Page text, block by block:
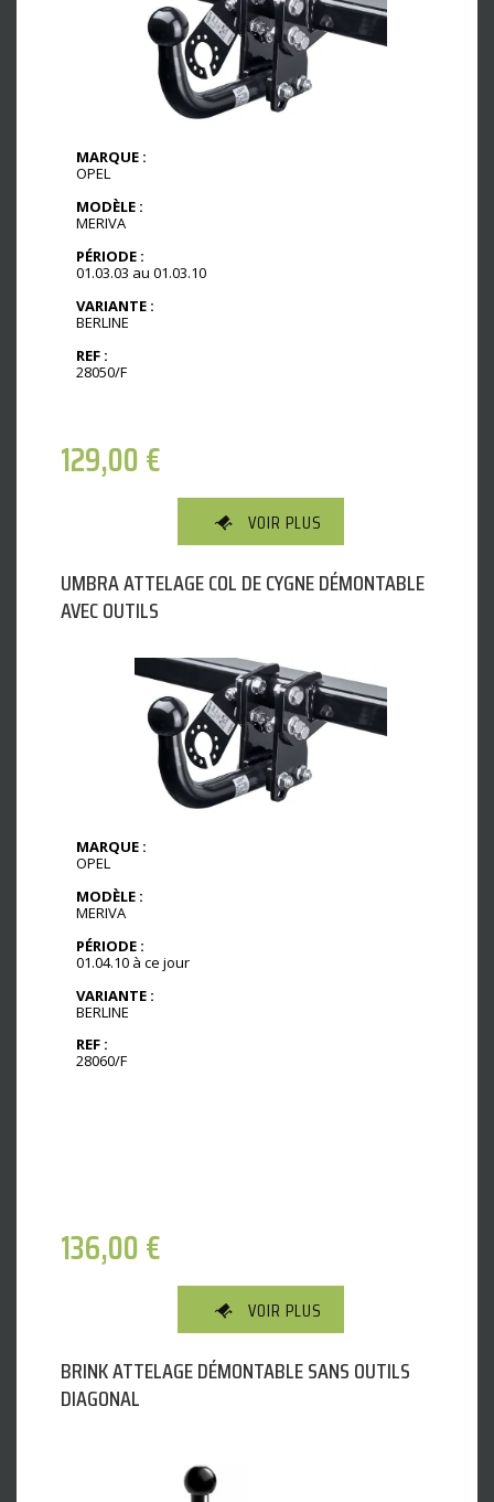
MARQUE :
OPEL
MODÈLE :
MERIVA
PÉRIODE :
01.03.03 au 01.03.10
VARIANTE :
BERLINE
REF :
28050/F
129,00€
VOIR PLUS
UMBRA ATTELAGE COL DE CYGNE DÉMONTABLE
AVEC OUTILS
MARQUE :
OPEL
MODÈLE :
MERIVA
PÉRIODE :
01.04.10 à ce jour
VARIANTE :
BERLINE
REF :
28060/F
136,00€
VOIR PLUS
BRINK ATTELAGE DÉMONTABLE SANS OUTILS
DIAGONAL